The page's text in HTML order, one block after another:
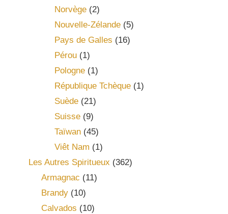
Norvège(2)
Nouvelle-Zélande(5)
Pays de Galles (16)
Pérou(1)
Pologne(1)
République Tchèque(1)
Suède(21)
Suisse(9)
Taïwan(45)
Viêt Nam (1)
Les Autres Spiritueux (362)
Armagnac (11)
Brandy (10)
Calvados (10)